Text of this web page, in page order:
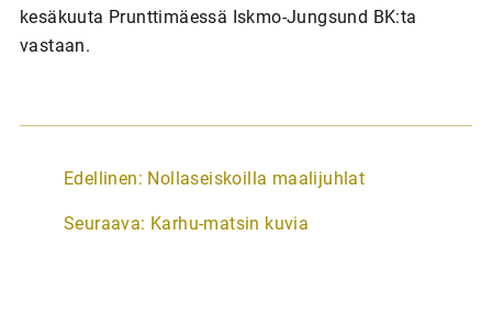
kesäkuuta Prunttimäessä Iskmo-Jungsund BK:ta
vastaan.
A
t
Edellinen: Nollaseiskoilla maalijuhlat
Seuraava: Karhu-matsin kuvia